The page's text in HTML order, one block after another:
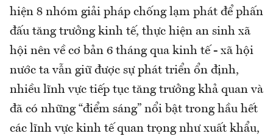
hiện 8 nhóm giải pháp chống lạm phát để phấn
đấu tăng trưởng kinh tế, thực hiện an sinh xã
hội nên về cơ bản 6 tháng qua kinh tế - xã hội
nước ta vẫn giữ được sự phát triển ổn định,
nhiều lĩnh vực tiếp tục tăng trưởng khả quan và
đã có những “điểm sáng” nổi bật trong hầu hết
các lĩnh vực kinh tế quan trọng như xuất khẩu,